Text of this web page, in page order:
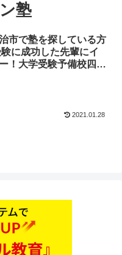
塾
市で塾を探している方
に成功した先輩にイ
！大学受験予備校四谷
2021.01.28